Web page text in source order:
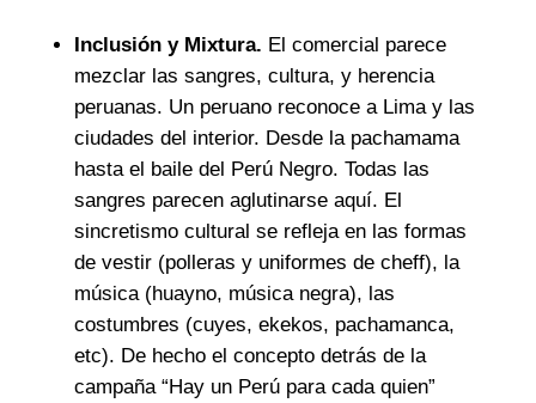
Inclusión y Mixtura. El comercial parece
mezclar las sangres, cultura, y herencia
peruanas. Un peruano reconoce a Lima y las
ciudades del interior. Desde la pachamama
hasta el baile del Perú Negro. Todas las
sangres parecen aglutinarse aquí. El
sincretismo cultural se refleja en las formas
de vestir (polleras y uniformes de cheff), la
música (huayno, música negra), las
costumbres (cuyes, ekekos, pachamanca,
etc). De hecho el concepto detrás de la
campaña “Hay un Perú para cada quien”